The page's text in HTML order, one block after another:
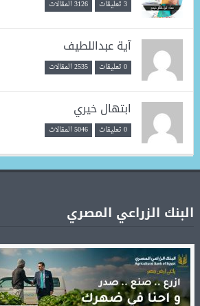
3 تعليقات 3126 المقالات
آية عبداللطيف
0 تعليقات 2535 المقالات
ابتهال خيري
0 تعليقات 5046 المقالات
البنك الزراعي المصري